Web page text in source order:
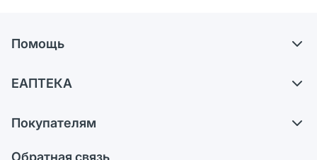
Помощь
Самовывоз из аптек
ЕАПТЕКА
Карьера
Поставщики
Покупателям
Обратная связь